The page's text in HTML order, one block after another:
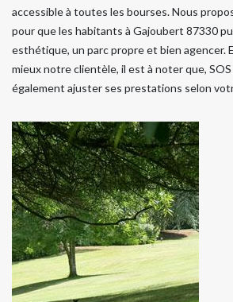
accessible à toutes les bourses. Nous
pour que les habitants à Gajoubert 87330
esthétique, un parc propre et bien agencer.
mieux notre clientèle, il est à noter que,
également ajuster ses prestations selon